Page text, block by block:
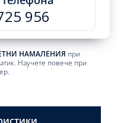
956
НАМАЛЕНИЯ при
Научете повече при